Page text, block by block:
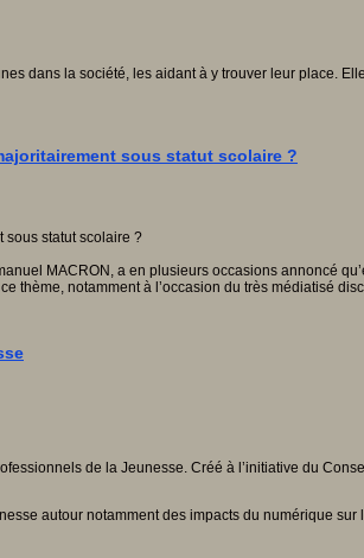
dans la société, les aidant à y trouver leur place.
sous statut scolaire ?
MACRON, a en plusieurs occasions annoncé
notamment à l’occasion du très médiatisé
de la Jeunesse. Créé à l’initiative du
autour notamment des impacts du numérique